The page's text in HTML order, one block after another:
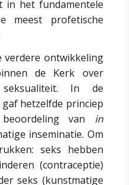
in het fundamentele
meest profetische
verdere ontwikkeling
de Kerk over
In de
gaf hetzelfde princiep
van in
inseminatie. Om
seks hebben
(contraceptie)
seks (kunstmatige